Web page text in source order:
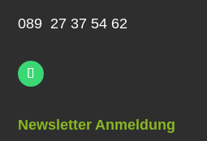
089 27 37 54 62
Newsletter Anmeldung